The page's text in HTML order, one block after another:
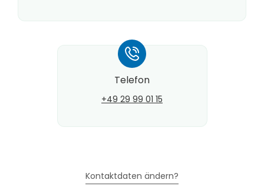
*
Telefon
+49 29 99 01 15
Kontaktdaten ändern?